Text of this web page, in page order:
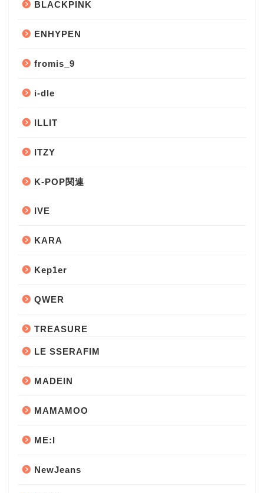
BLACKPINK
ENHYPEN
fromis_9
i-dle
ILLIT
ITZY
K-POP関連
IVE
KARA
Kep1er
QWER
TREASURE
LE SSERAFIM
MADEIN
MAMAMOO
ME:I
NewJeans